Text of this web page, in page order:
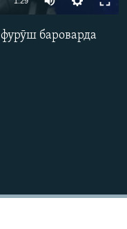
бароварда